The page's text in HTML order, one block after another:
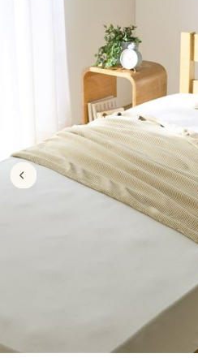
ジュニア・ティーンズ下着
キッチン・雑貨・日用品
寝具・インテリア・家具通販すべ
寝具・ベッド
カーテン・ラグ・ファブリック
美容・健康通販すべて
美容・健康・サプリメント
制服・スクール
制服・スクールすべて
大きいサイズ
大きいサイズ通販すべて
大きいサイズ メンズ
キッチン・雑貨・日用品
寝具・ベッド
カーテン・ラグ・ファブリック
美容・健康通販すべて
美容・健康・サプリメント
制服・スクール
制服・スクールすべて
制服・学生服
ジュニア・ティーンズ下着
大きいサイズ
大きいサイズ通販すべて
大きいサイズ レディース服
大きいサイズ 事務・制服
バーゲン
バーゲンセール
詳細検索
カタログ・チラシからのご注